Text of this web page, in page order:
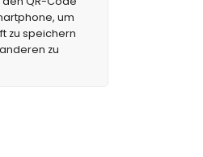
um
zu speichern
zu